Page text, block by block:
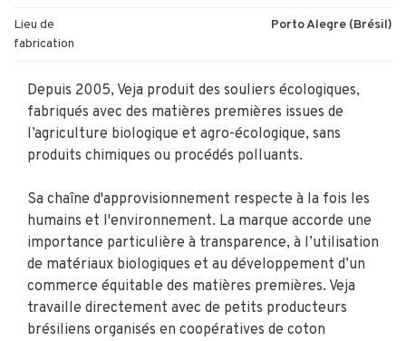
Lieu de
fabrication
Porto Alegre (Brésil)
Depuis 2005, Veja produit des souliers écologiques,
fabriqués avec des matières premières issues de
l’agriculture biologique et agro-écologique, sans
produits chimiques ou procédés polluants.
Sa chaîne d'approvisionnement respecte à la fois les
humains et l'environnement. La marque accorde une
importance particulière à transparence, à l’utilisation
de matériaux biologiques et au développement d’un
commerce équitable des matières premières. Veja
travaille directement avec de petits producteurs
brésiliens organisés en coopératives de coton